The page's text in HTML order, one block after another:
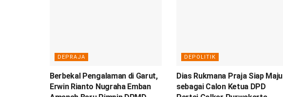
DEPRAJA
Berbekal Pengalaman di Garut,
Erwin Rianto Nugraha Emban
DEPOLITIK
Dias Rukmana Praja Siap Maju
sebagai Calon Ketua DPD